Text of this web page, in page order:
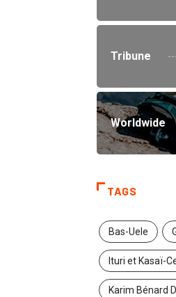
Tribune
Worldwide
TAGS
Bas-Uele
Ituri et Kasaï-
Karim Bénard